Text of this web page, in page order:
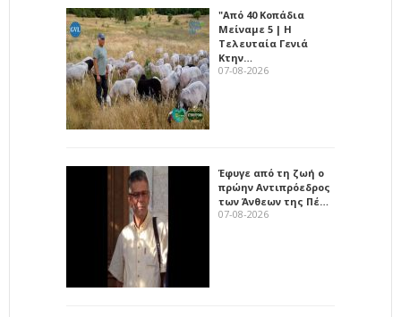
"Από 40 Κοπάδια
Μείναμε 5 | Η
Τελευταία Γενιά
Κτην…
07-08-2026
Έφυγε από τη ζωή ο
πρώην Αντιπρόεδρος
των Άνθεων της Πέ…
07-08-2026